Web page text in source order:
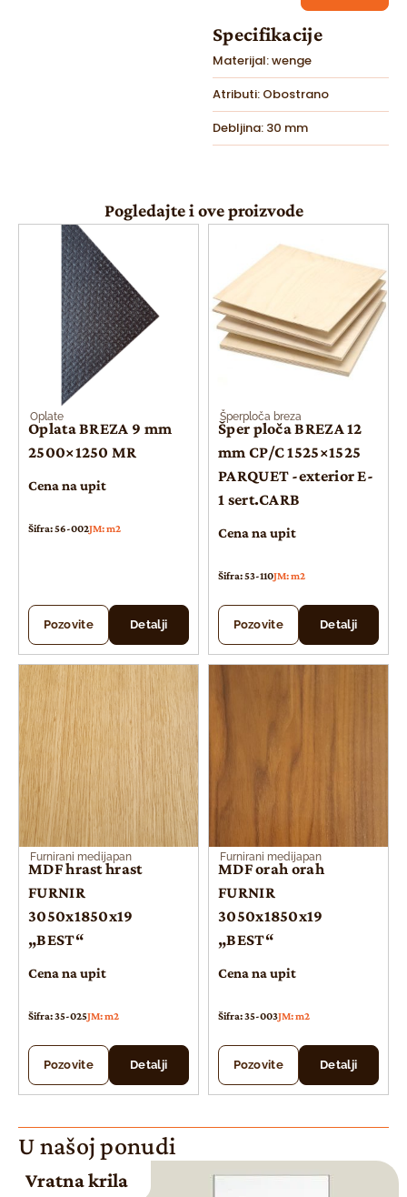
Specifikacije
Materijal: wenge
Atributi: Obostrano
Debljina: 30 mm
Pogledajte i ove proizvode
Oplate
Oplata BREZA 9 mm
2500×1250 MR
Cena na upit
Šifra: 56-002JM: m2
Pozovite Detalji
Šperploča breza
Šper ploča BREZA 12
mm CP/C 1525×1525
PARQUET -exterior E-
1 sert.CARB
Cena na upit
Šifra: 53-110JM: m2
Pozovite Detalji
Furnirani medijapan
MDF hrast hrast
FURNIR
3050x1850x19
„BEST“
Cena na upit
Šifra: 35-025JM: m2
Pozovite Detalji
Furnirani medijapan
MDF orah orah
FURNIR
3050x1850x19
„BEST“
Cena na upit
Šifra: 35-003JM: m2
Pozovite Detalji
U našoj ponudi
Vratna krila